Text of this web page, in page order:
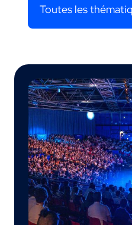
Toutes les